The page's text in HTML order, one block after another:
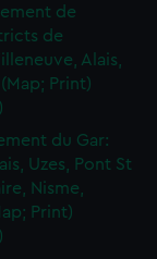
de
de
Alais,
Print)
du Gar:
Uzes, Pont St
Nisme,
Print)